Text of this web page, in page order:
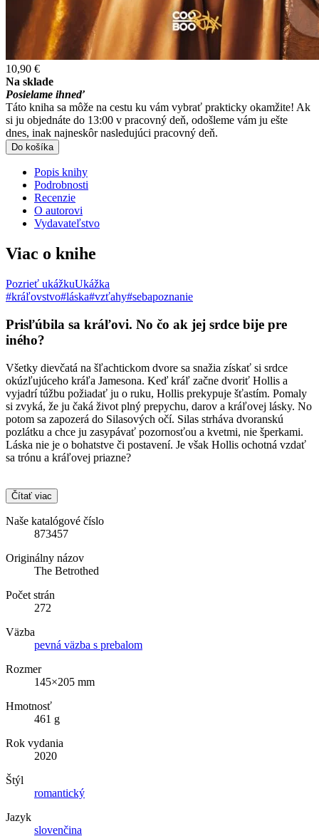
10,90 €
Na sklade
Posielame ihneď
Táto kniha sa môže na cestu ku vám vybrať prakticky okamžite! Ak
si ju objednáte do 13:00 v pracovný deň, odošleme vám ju ešte
dnes, inak najneskôr nasledujúci pracovný deň.
Do košíka
Popis knihy
Podrobnosti
Recenzie
O autorovi
Vydavateľstvo
Viac o knihe
Pozrieť ukážkuUkážka
#kráľovstvo#láska#vzťahy#sebapoznanie
Prisľúbila sa kráľovi. No čo ak jej srdce bije pre
iného?
Všetky dievčatá na šľachtickom dvore sa snažia získať si srdce
okúzľujúceho kráľa Jamesona. Keď kráľ začne dvoriť Hollis a
vyjadrí túžbu požiadať ju o ruku, Hollis prekypuje šťastím. Pomaly
si zvyká, že ju čaká život plný prepychu, darov a kráľovej lásky. No
potom sa zapozerá do Silasových očí. Silas strháva dvoranskú
pozlátku a chce ju zasypávať pozornosťou a kvetmi, nie šperkami.
Láska nie je o bohatstve či postavení. Je však Hollis ochotná vzdať
sa trónu a kráľovej priazne?
Čítať viac
Naše katalógové číslo
873457
Originálny názov
The Betrothed
Počet strán
272
Väzba
pevná väzba s prebalom
Rozmer
145×205 mm
Hmotnosť
461 g
Rok vydania
2020
Štýl
romantický
Jazyk
slovenčina